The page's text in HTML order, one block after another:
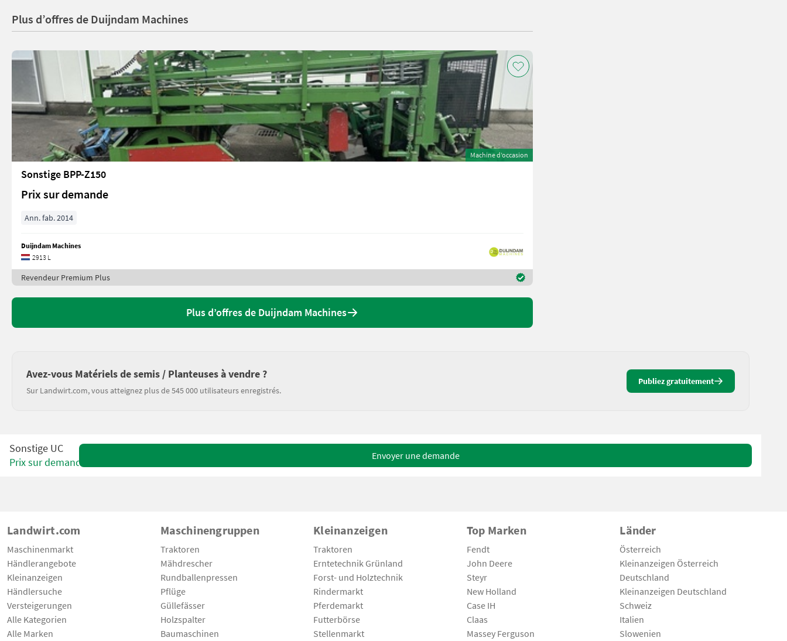
Plus d’offres de Duijndam Machines
Machine d’occasion
Sonstige BPP-Z150
Prix sur demande
Ann. fab. 2014
Duijndam Machines
2913 L
Revendeur Premium Plus
Plus d’offres de Duijndam Machines
Avez-vous Matériels de semis / Planteuses à vendre ?
Sur Landwirt.com, vous atteignez plus de 545 000 utilisateurs enregistrés.
Publiez gratuitement
Sonstige UC
Prix sur demande
Envoyer une demande
Landwirt.com
Maschinenmarkt
Händlerangebote
Kleinanzeigen
Händlersuche
Versteigerungen
Alle Kategorien
Alle Marken
Maschinengruppen
Traktoren
Mähdrescher
Rundballenpressen
Pflüge
Güllefässer
Holzspalter
Baumaschinen
Kleinanzeigen
Traktoren
Erntetechnik Grünland
Forst- und Holztechnik
Rindermarkt
Pferdemarkt
Futterbörse
Stellenmarkt
Top Marken
Fendt
John Deere
Steyr
New Holland
Case IH
Claas
Massey Ferguson
Länder
Österreich
Kleinanzeigen Österreich
Deutschland
Kleinanzeigen Deutschland
Schweiz
Italien
Slowenien